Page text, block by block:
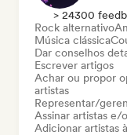
> 24300
Rock alternativo
Música clássica
Dar conselhos
Escrever artigos
Achar ou propor
artistas
Representar/
Assinar artistas e/
Adicionar artistas